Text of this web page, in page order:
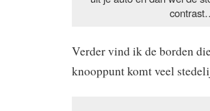
Verder vind ik de borden
knooppunt komt veel